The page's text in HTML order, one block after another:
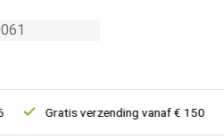
Gratis verzending vanaf € 150